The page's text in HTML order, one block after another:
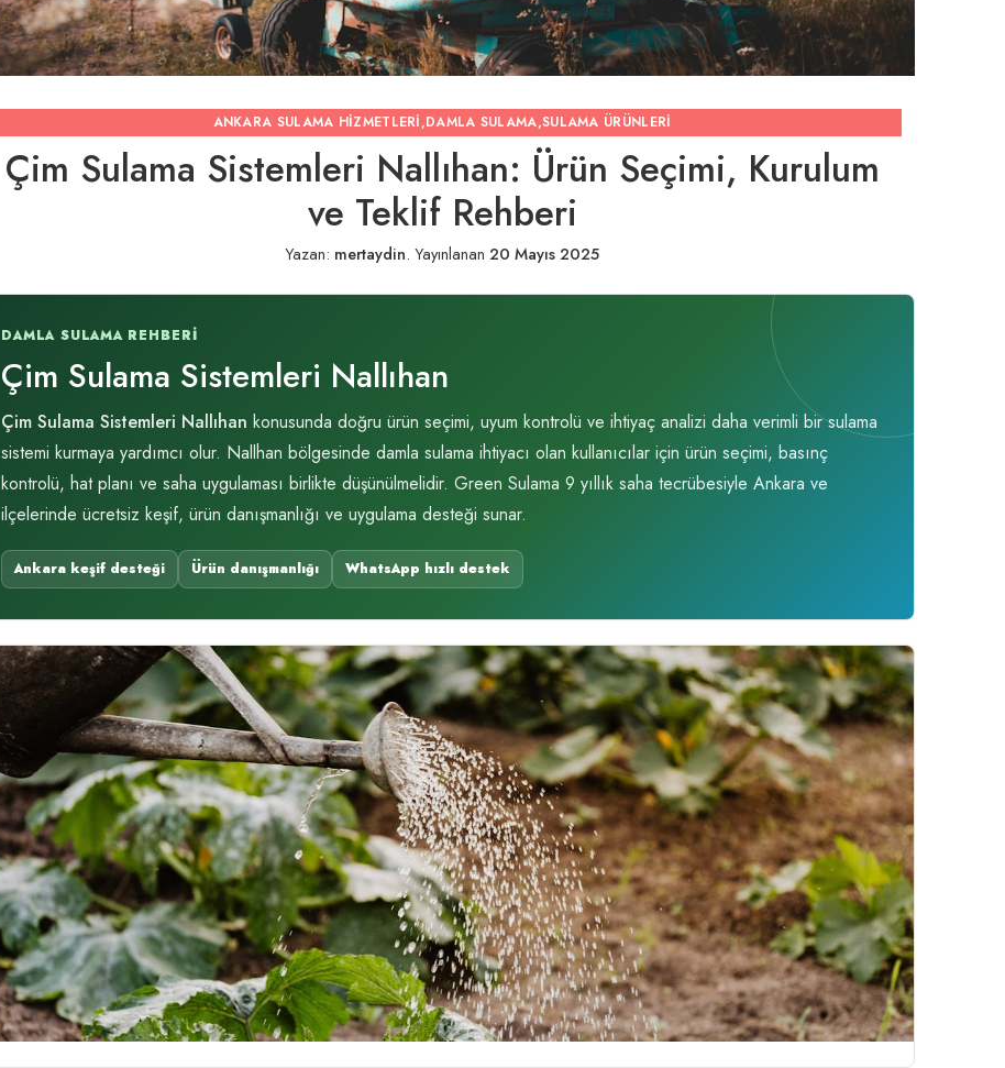
ANKARA SULAMA HIZMETLERI,DAMLA SULAMA,SULAMA ÜRÜNLERI
Çim Sulama Sistemleri Nallıhan: Ürün Seçimi, Kurulum
ve Teklif Rehberi
Yazan: mertaydin. Yayınlanan 20 Mayıs 2025
DAMLA SULAMA REHBERI
Çim Sulama Sistemleri Nallıhan
Çim Sulama Sistemleri Nallıhan konusunda doğru ürün seçimi, uyum kontrolü ve ihtiyaç analizi daha verimli bir sulama
sistemi kurmaya yardımcı olur. Nallhan bölgesinde damla sulama ihtiyacı olan kullanıcılar için ürün seçimi, basınç
kontrolü, hat planı ve saha uygulaması birlikte düşünülmelidir. Green Sulama 9 yıllık saha tecrübesiyle Ankara ve
ilçelerinde ücretsiz keşif, ürün danışmanlığı ve uygulama desteği sunar.
Ankara keşif desteği Ürün danışmanlığı WhatsApp hızlı destek